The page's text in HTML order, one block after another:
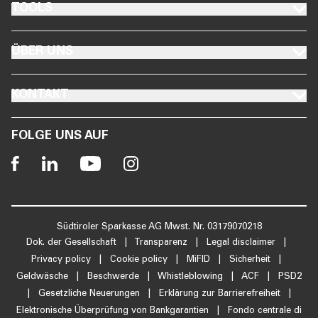
FOLGE UNS AUF
Südtiroler Sparkasse AG Mwst. Nr. 03179070218
Dok. der Gesellschaft
Transparenz Legal disclaimer
Privacy policy
Cookie policy MiFID Sicherheit
Geldwäsche
Beschwerde Whistleblowing ACF
PSD2
Gesetzliche Neuerungen Erklärung zur Barrierefreiheit
Elektronische Überprüfung von Bankgarantien
Fondo centrale di